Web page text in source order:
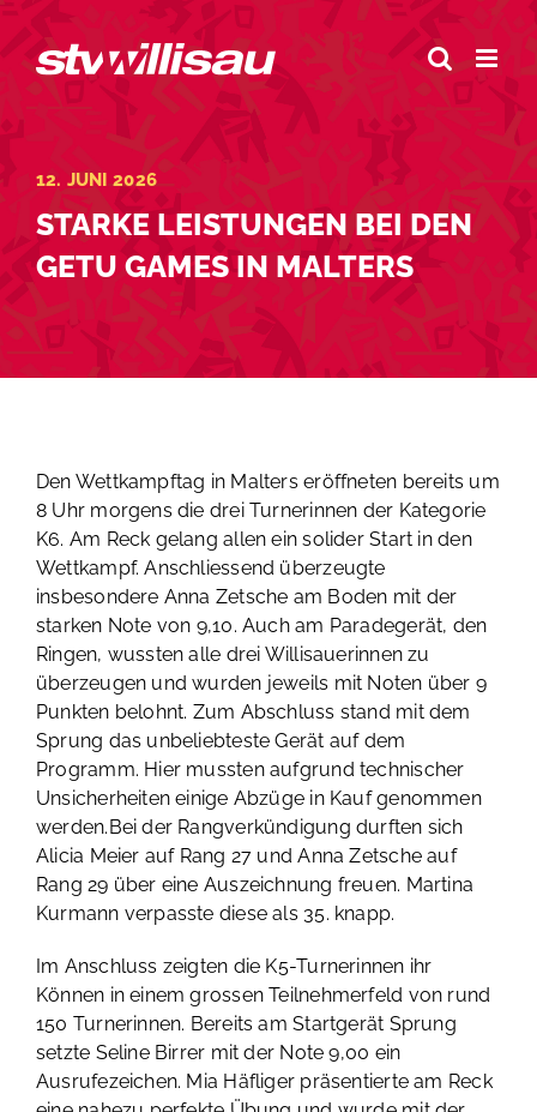
Zum
Inhalt
springen
12. JUNI 2026
STARKE LEISTUNGEN BEI DEN
GETU GAMES IN MALTERS
Den Wettkampftag in Malters eröffneten bereits um
8 Uhr morgens die drei Turnerinnen der Kategorie
K6. Am Reck gelang allen ein solider Start in den
Wettkampf. Anschliessend überzeugte
insbesondere Anna Zetsche am Boden mit der
starken Note von 9,10. Auch am Paradegerät, den
Ringen, wussten alle drei Willisauerinnen zu
überzeugen und wurden jeweils mit Noten über 9
Punkten belohnt. Zum Abschluss stand mit dem
Sprung das unbeliebteste Gerät auf dem
Programm. Hier mussten aufgrund technischer
Unsicherheiten einige Abzüge in Kauf genommen
werden.Bei der Rangverkündigung durften sich
Alicia Meier auf Rang 27 und Anna Zetsche auf
Rang 29 über eine Auszeichnung freuen. Martina
Kurmann verpasste diese als 35. knapp.
Im Anschluss zeigten die K5-Turnerinnen ihr
Können in einem grossen Teilnehmerfeld von rund
150 Turnerinnen. Bereits am Startgerät Sprung
setzte Seline Birrer mit der Note 9,00 ein
Ausrufezeichen. Mia Häfliger präsentierte am Reck